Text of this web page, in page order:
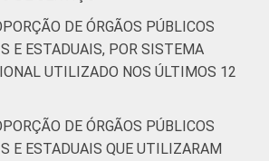
DE ÓRGÃOS PÚBLICOS
E ESTADUAIS, POR SISTEMA
UTILIZADO NOS ÚLTIMOS 12
DE ÓRGÃOS PÚBLICOS
E ESTADUAIS QUE UTILIZARAM